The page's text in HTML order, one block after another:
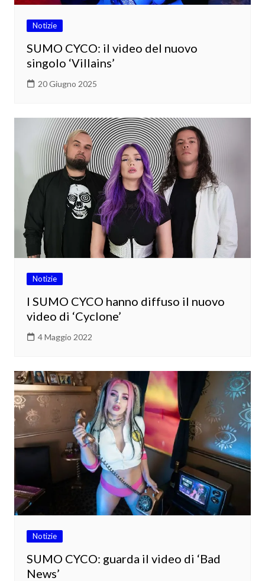
Notizie
SUMO CYCO: il video del nuovo
singolo ‘Villains’
20 Giugno 2025
Notizie
I SUMO CYCO hanno diffuso il nuovo
video di ‘Cyclone’
4 Maggio 2022
Notizie
SUMO CYCO: guarda il video di ‘Bad
News’